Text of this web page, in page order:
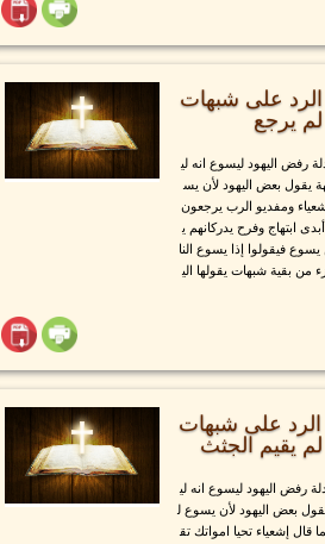
الرد على شبهات
لم يرجع
رفض اليهود ليسوع انه لي
يقول بعض اليهود لأن يس
ومفديو الرب يرجعون
ابتهاج وفرح يدركانهم ي
فيقولوا إذا يسوع النا
بقية شبهات يقولها الي
الرد على شبهات
يقيم الجثث
رفض اليهود ليسوع انه لي
بعض اليهود لأن يسوع ل
قال إشعياء تحيا امواتك تق